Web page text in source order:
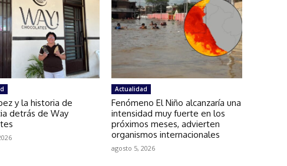
y la historia de
detrás de Way
Actualidad
Fenómeno El Niño alcanzaría una
intensidad muy fuerte en los
próximos meses, advierten
organismos internacionales
agosto 5, 2026